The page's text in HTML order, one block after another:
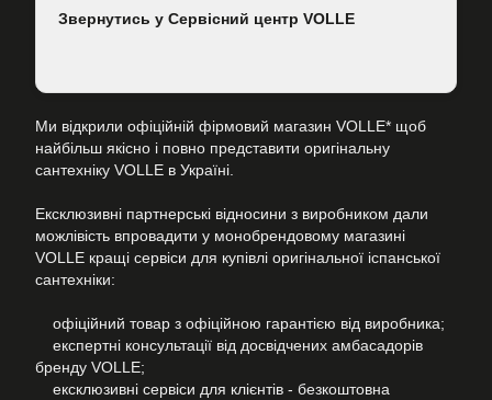
Звернутись у Сервісний центр VOLLE
Ми відкрили офіційній фірмовий магазин VOLLE* щоб
найбільш якісно і повно представити оригінальну
сантехніку VOLLE в Україні.
Ексклюзивні партнерські відносини з виробником дали
можлівість впровадити у монобрендовому магазині
VOLLE кращі сервіси для купівлі оригінальної іспанської
сантехніки:
офіційний товар з офіційною гарантією від виробника;
експертні консультації від досвідчених амбасадорів
бренду VOLLE;
ексклюзивні сервіси для клієнтів - безкоштовна